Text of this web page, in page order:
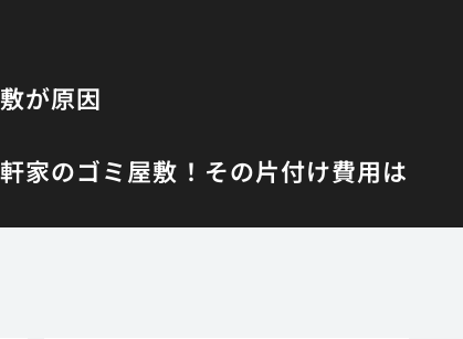
が原因
家のゴミ屋敷！その片付け費用は